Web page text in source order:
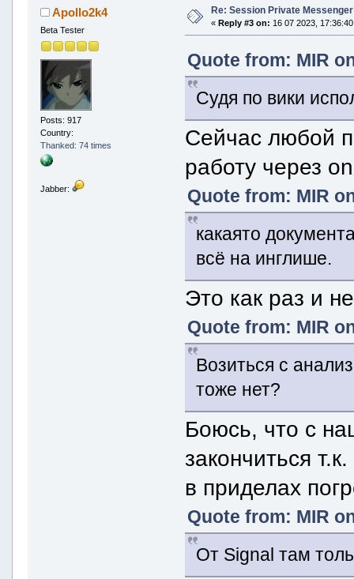
Apollo2k4
Beta Tester
Posts: 917
Country:
Thanked: 74 times
Jabber:
Re: Session Private Messenger
« Reply #3 on: 16 07 2023,
Quote from: MIR
Судя по вики
Сейчас любой
работу через
Quote from: MIR
какаято
всё на инглише.
Это как раз и
Quote from: MIR
Возиться с
тоже нет?
Боюсь, что с
закончиться
в приделах
Quote from: MIR
От Signal там